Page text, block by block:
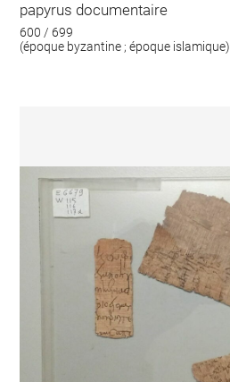
papyrus documentaire
600 / 699
(époque byzantine ; époque islamique)